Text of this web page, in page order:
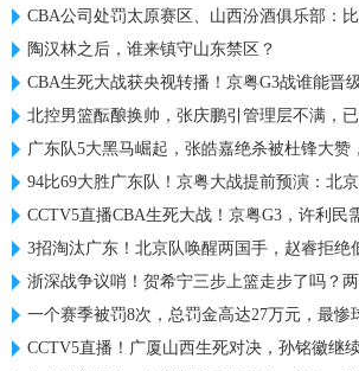
CBA公司处罚太原赛区、山西汾酒俱乐部：比赛现场观众多次出现大面
陶汉林之后，谁来镇守山东禁区？
CBA生死大战获央视转播！京粤G3战谁能晋级
北控男篮酝酿换帅，张庆鹏引管理层不满，
广东队5大黑马崛起，张皓嘉绝杀被杜锋大赞
94比69大胜广东队！京粤大战提前预演：北
CCTV5直播CBA生死大战！京粤G3，许利民需亮
3招淘汰广东！北京队唤醒两国手，赵睿拒绝
浙深战争议哨！贺希宁三步上篮走步了吗？两位
一个赛季被罚8次，总罚金高达27万元，最惨
CCTV5直播！广厦山西生死对决，孙铭徽继续